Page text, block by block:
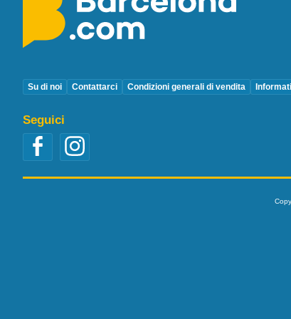
Su di noi Contattarci Condizioni generali di vendita
Seguici